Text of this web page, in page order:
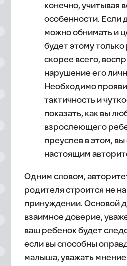
конечно, учитывая
особенности. Если
можно обнимать и
будет этому
скорее всего,
нарушение его
Необходимо
тактичность и
показать, как вы
взрослеющего
преуспев в этом,
настоящим
Одним словом,
родителя строится не
принуждении. Основой
взаимное доверие,
ваш ребенок будет
если вы способны
малыша, уважать